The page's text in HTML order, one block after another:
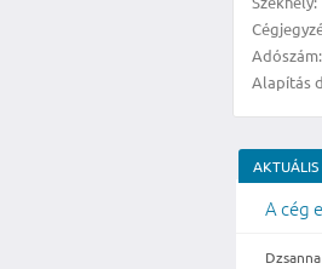
Adószám:
Alapítás
A cég